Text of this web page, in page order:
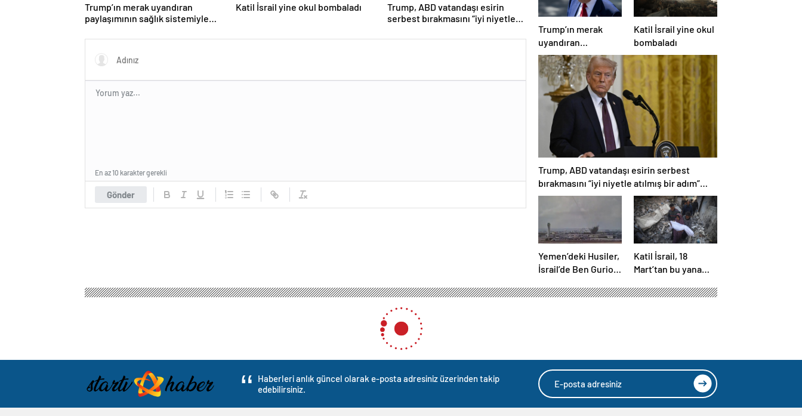
Trump’ın merak uyandıran
paylaşımının sağlık sistemiyle
Katil İsrail yine okul bombaladı
Trump, ABD vatandaşı esirin
serbest bırakmasını “iyi niyetle
değerlendirdi
Gönder
En az 10 karakter gerekli
Trump’ın merak
uyandıran
paylaşımının sağlık
sistemiyle ilgili
kararname olduğu
anlaşıldı
Katil İsrail yine okul
bombaladı
Trump, ABD vatandaşı esirin serbest
bırakmasını “iyi niyetle atılmış bir adım”
olarak değerlendirdi
Yemen’deki Husiler,
İsrail’de Ben Gurion
Katil İsrail, 18
Mart’tan bu yana
hayattan kopardı
Haberleri anlık güncel olarak e-posta adresiniz üzerinden takip
edebilirsiniz.